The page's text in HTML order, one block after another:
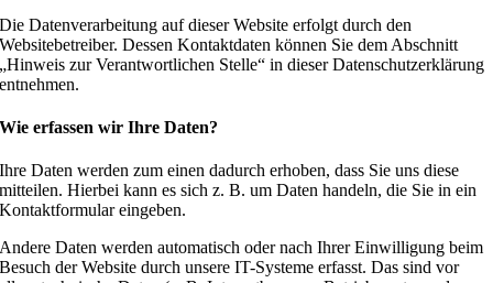
Die Datenverarbeitung auf dieser Website erfolgt durch den
Websitebetreiber. Dessen Kontaktdaten können Sie dem Abschnitt
„Hinweis zur Verantwortlichen Stelle“ in dieser Datenschutzerklärung
entnehmen.
Wie erfassen wir Ihre Daten?
Ihre Daten werden zum einen dadurch erhoben, dass Sie uns diese
mitteilen. Hierbei kann es sich z. B. um Daten handeln, die Sie in ein
Kontaktformular eingeben.
Andere Daten werden automatisch oder nach Ihrer Einwilligung beim
Besuch der Website durch unsere IT-Systeme erfasst. Das sind vor